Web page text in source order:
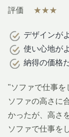
評価 ★★★
デザインが
使い心地が
納得の価格
"ソファで仕事を
ソファの高さに
かったが、高さ
ソファで仕事を